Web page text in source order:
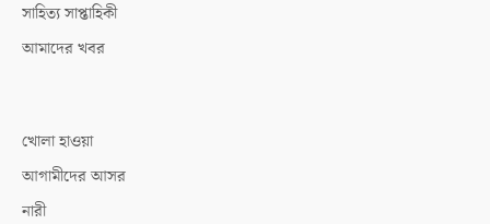
সাহিত্য সাপ্তাহিকী
আমাদের খবর
খোলা হাওয়া
আগামীদের আসর
নারী